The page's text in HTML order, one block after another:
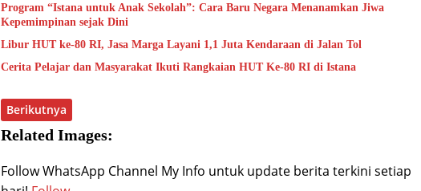
Program “Istana untuk Anak Sekolah”: Cara Baru Negara Menanamkan Jiwa
Kepemimpinan sejak Dini
Libur HUT ke-80 RI, Jasa Marga Layani 1,1 Juta Kendaraan di Jalan Tol
Cerita Pelajar dan Masyarakat Ikuti Rangkaian HUT Ke-80 RI di Istana
Berikutnya
Related Images:
Follow WhatsApp Channel My Info untuk update berita terkini setiap